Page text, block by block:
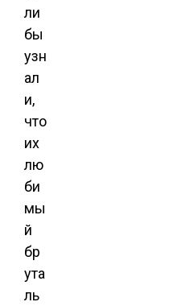
ли
бы
узн
ал
и,
что
их
лю
би
мы
й
бр
ута
ль